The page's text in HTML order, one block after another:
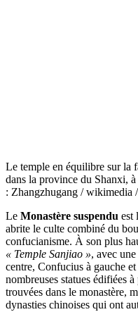
Le temple en équilibre sur la
dans la province du Shanxi,
: Zhangzhugang / wikimedia
Le Monastère suspendu est
abrite le culte combiné du
confucianisme. À son plus
« Temple Sanjiao », avec
centre, Confucius à gauche
nombreuses statues édifiées
trouvées dans le monastère,
dynasties chinoises qui ont